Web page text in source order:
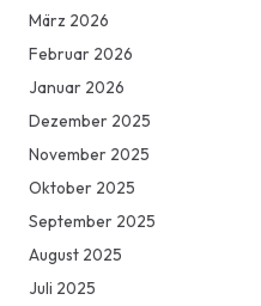
März 2026
Februar 2026
Januar 2026
Dezember 2025
November 2025
Oktober 2025
September 2025
August 2025
Juli 2025